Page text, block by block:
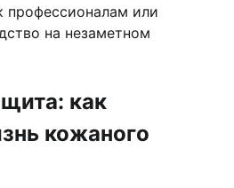
профессионалам или
на незаметном
как
кожаного